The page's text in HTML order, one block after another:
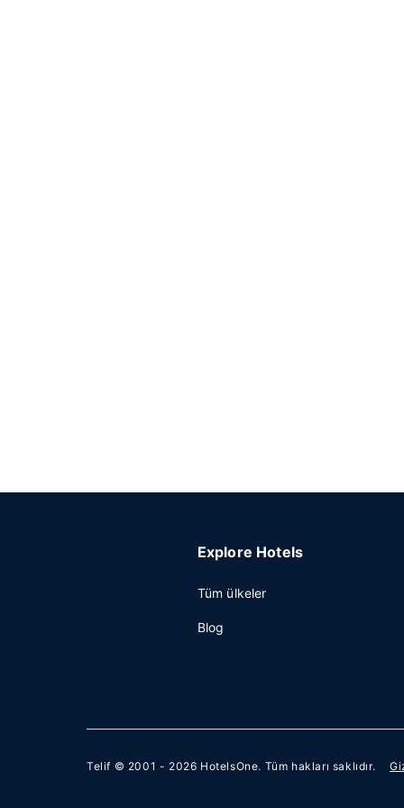
Explore Hotels
Tüm ülkeler
Blog
Telif © 2001 - 2026 HotelsOne. Tüm hakları saklıdır.